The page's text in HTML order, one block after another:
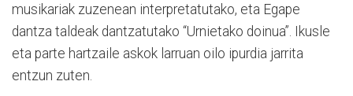
musikariak zuzenean interpretatutako, eta Egape
dantza taldeak dantzatutako “Urnietako doinua”. Ikusle
eta parte hartzaile askok larruan oilo ipurdia jarrita
entzun zuten.